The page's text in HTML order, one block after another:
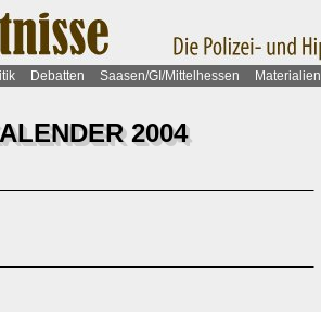
Debatten Saasen/GI/Mittelhessen Materialien
2004